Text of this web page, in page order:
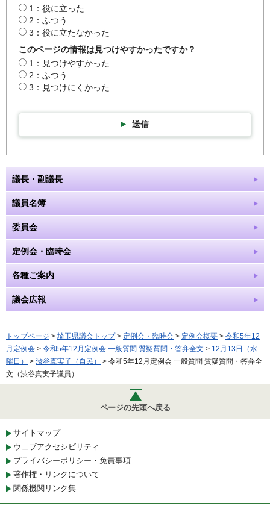
1：役に立った
2：ふつう
3：役に立たなかった
このページの情報は見つけやすかったですか？
1：見つけやすかった
2：ふつう
3：見つけにくかった
送信
議長・副議長
議員名簿
委員会
定例会・臨時会
各種ご案内
議会広報
トップページ > 埼玉県議会トップ> 定例会・臨時会 > 定例会概要 > 令和5年12
月定例会 > 令和5年12月定例会 一般質問 質疑質問・答弁全文 > 12月13日（水
曜日）
> 渋谷真実子（自民）
> 令和5年12月定例会 一般質問 質疑質問・答弁全
文（渋谷真実子議員）
ページの先頭へ戻る
サイトマップ
ウェブアクセシビリティ
プライバシーポリシー・免責事項
著作権・リンクについて
関係機関リンク集